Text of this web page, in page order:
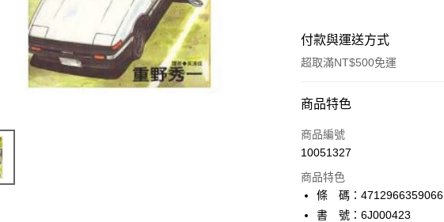
付款與運送方式
超取滿NT$500免運
付款方式
信用卡一次付款
AFTEE先享後付
相關說明
商品特色
商品編號
10051327
商品特色
條 碼：4712966359066
書 號：6J000423